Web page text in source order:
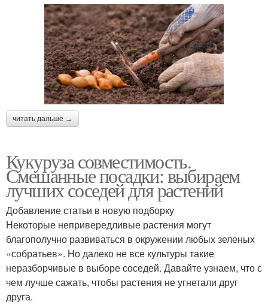
читать дальше →
Кукуруза совместимость.
Смешанные посадки: выбираем
лучших соседей для растений
Добавление статьи в новую подборку
Некоторые непривередливые растения могут
благополучно развиваться в окружении любых зеленых
«собратьев». Но далеко не все культуры такие
неразборчивые в выборе соседей. Давайте узнаем, что с
чем лучше сажать, чтобы растения не угнетали друг
друга.